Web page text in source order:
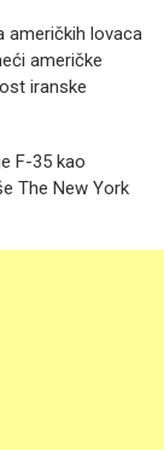
američkih lovaca
američke
iranske
F-35 kao
The New York